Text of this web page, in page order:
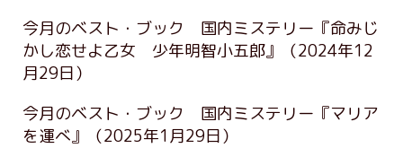
今月のベスト・ブック 国内ミステリー『命みじ
かし恋せよ乙女 少年明智小五郎』
（2024年12
月29日）
今月のベスト・ブック 国内ミステリー『マリア
を運べ』
（2025年1月29日）